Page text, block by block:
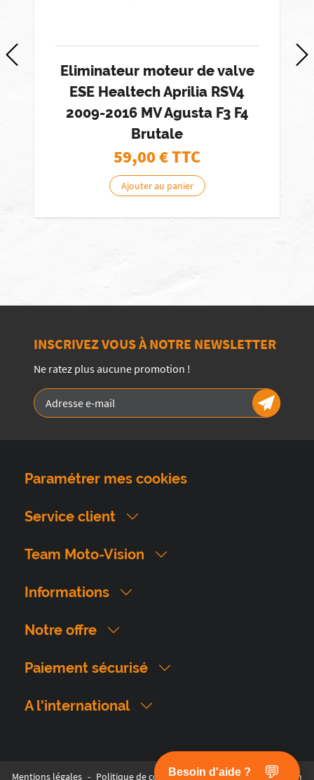
Eliminateur moteur de valve
ESE Healtech Aprilia RSV4
2009-2016 MV Agusta F3 F4
Brutale
59,00€ TTC
Ajouter au panier
INSCRIVEZ VOUS À NOTRE NEWSLETTER
Ne ratez plus aucune promotion !
Paramétrer mes cookies
Service client
Team Moto-Vision
Informations
Notre offre
Paiement sécurisé
A l'international
Mentions légales - Politique de confidentialité - © 2026 Moto Vision
Besoin d'aide ? 💬